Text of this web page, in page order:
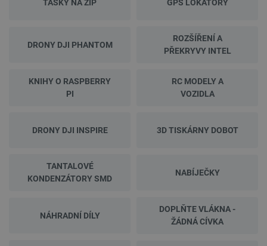
TAŠKY NA ZIP GPS LOKÁTORY
DRONY DJI PHANTOM
ROZŠÍŘENÍ A
PŘEKRYVY INTEL
KNIHY O RASPBERRY
PI
RC MODELY A
VOZIDLA
DRONY DJI INSPIRE 3D TISKÁRNY DOBOT
TANTALOVÉ
KONDENZÁTORY SMD
NABÍJEČKY
NÁHRADNÍ DÍLY
DOPLŇTE VLÁKNA -
ŽÁDNÁ CÍVKA